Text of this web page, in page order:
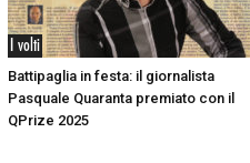
I volti
Battipaglia in festa: il giornalista
Pasquale Quaranta premiato con il
QPrize 2025